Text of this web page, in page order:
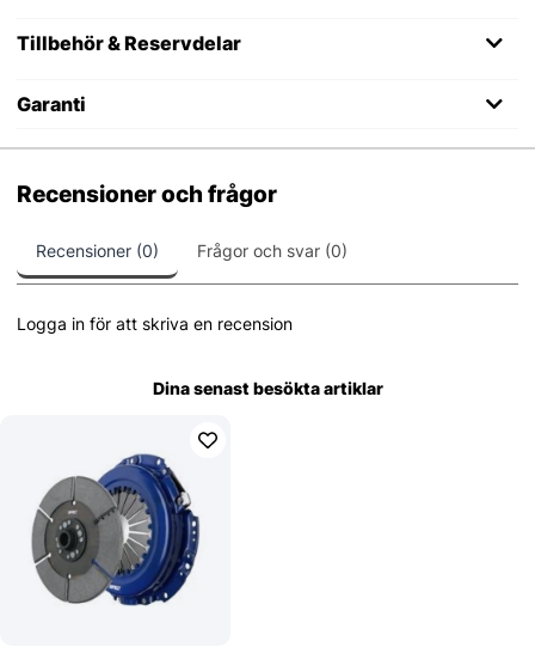
Tillbehör & Reservdelar
Garanti
Recensioner och frågor
Recensioner (0) Frågor och svar (0)
Logga in för att skriva en recension
Dina senast besökta artiklar